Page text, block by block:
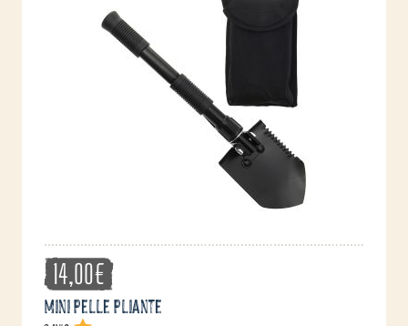
14,00€
Mini pelle pliante